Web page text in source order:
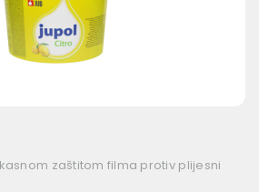
zaštitom filma protiv plijesni